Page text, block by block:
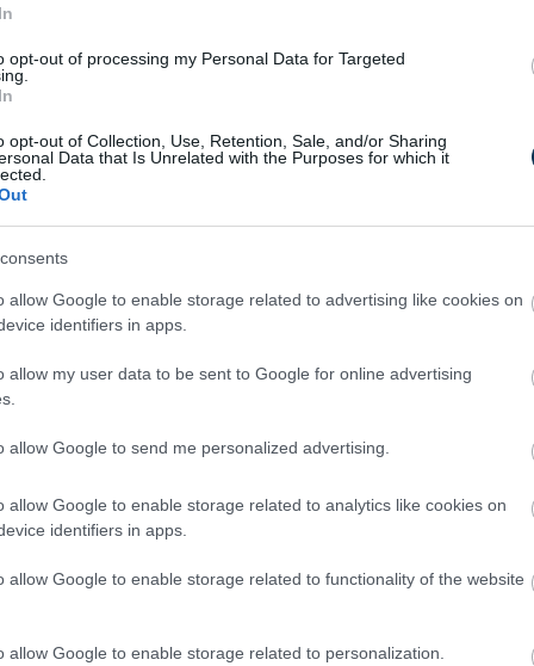
opt-out of processing my Personal Data for Targeted
opt-out of Collection, Use, Retention, Sale, and/or Sharing
Data that Is Unrelated with the Purposes for which it
allow Google to enable storage related to advertising like cookies on
identifiers in apps.
allow my user data to be sent to Google for online advertising
allow Google to send me personalized advertising.
allow Google to enable storage related to analytics like cookies on
identifiers in apps.
allow Google to enable storage related to functionality of the website
allow Google to enable storage related to personalization.
jelentőségű a hazai gazdasági szereplők
ahhoz, hogy ne csak követői, hanem
A nemzetközi szakmai közeg
ahhoz, hogy a jelenlegi, inkább
helyett egy jóval tudatosabb,
váljon meghatározóvá.
Economy Hotspot egy olyan
hogy a körforgásos gazdaságot ne
kezeljék. Várakozásaik szerint az
és hatékonyabbá tegye a
üzleti szférában.